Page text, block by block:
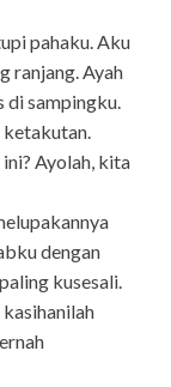
pahaku. Aku
ranjang. Ayah
sampingku.
Ayolah, kita
dengan
kusesali.